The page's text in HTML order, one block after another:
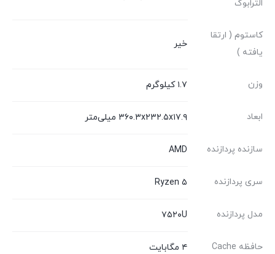
الترابوک
کاستوم ( ارتقا
یافته )
خیر
وزن ۱.۷ کیلوگرم
ابعاد ۳۶۰.۳x۲۳۲.۵x۱۷.۹ میلی‌متر
سازنده پردازنده AMD
سری پردازنده Ryzen ۵
مدل پردازنده ۷۵۲۰U
حافظه Cache ۴ مگابایت